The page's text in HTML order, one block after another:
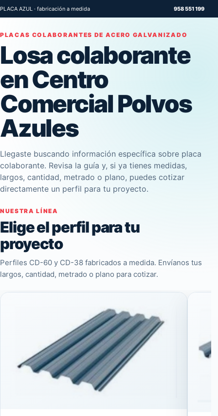
PLACA AZUL · fabricación a medida 958 551 199
PLACAS COLABORANTES DE ACERO GALVANIZADO
Losa colaborante
en Centro
Comercial Polvos
Azules
Llegaste buscando información específica sobre placa
colaborante. Revisa la guía y, si ya tienes medidas,
largos, cantidad, metrado o plano, puedes cotizar
directamente un perfil para tu proyecto.
NUESTRA LÍNEA
Elige el perfil para tu
proyecto
Perfiles CD-60 y CD-38 fabricados a medida. Envíanos tus
largos, cantidad, metrado o plano para cotizar.